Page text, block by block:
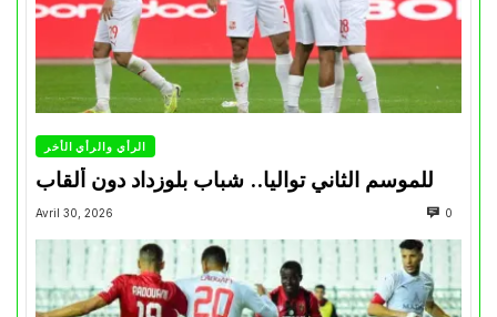
الرأي والرأي الأخر
للموسم الثاني تواليا.. شباب بلوزداد دون ألقاب
Avril 30, 2026 0